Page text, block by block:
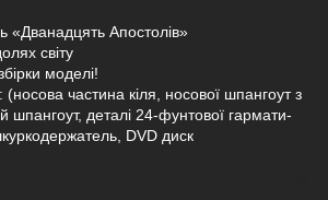
«Дванадцять Апостолів»
світу
моделі!
: (носова частина кіля, носової шпангоут з
шпангоут, деталі 24-фунтової гармати-
DVD диск